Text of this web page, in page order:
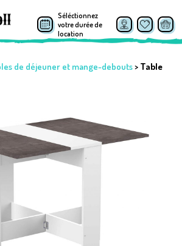
Séléctionnez
votre durée de
location
de déjeuner et mange-debouts> Table